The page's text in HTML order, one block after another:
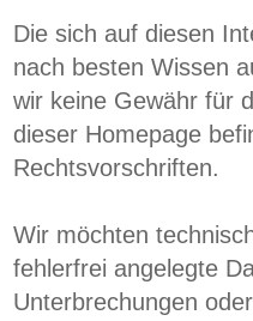
Die sich auf diesen
nach besten Wissen
wir keine Gewähr für
dieser Homepage
Rechtsvorschriften.
Wir möchten
fehlerfrei angelegte
Unterbrechungen